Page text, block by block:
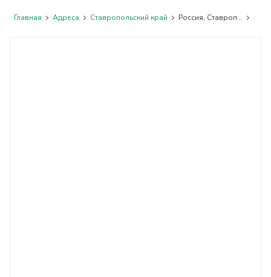
Главная Адреса Ставропольский край Россия, Ставроп...